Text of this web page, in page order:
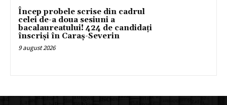
Încep probele scrise din cadrul
celei de-a doua sesiuni a
bacalaureatului! 424 de candidați
înscriși în Caraș-Severin
9 august 2026